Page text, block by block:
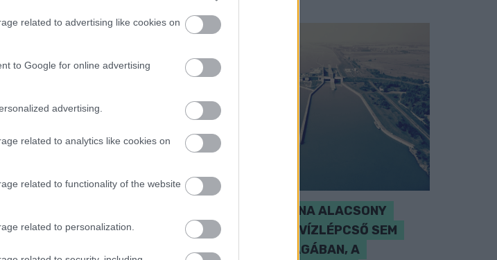
related to advertising like cookies on
to Google for online advertising
advertising.
related to analytics like cookies on
related to functionality of the website
related to personalization.
SZAKÉRTŐ A DUNA ALACSONY
VÍZÁLLÁSÁRÓL: A VÍZLÉPCSŐ SEM
CSODASZER ÖNMAGÁBAN, A